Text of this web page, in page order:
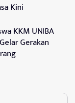
Kini
KKM UNIBA
Gerakan